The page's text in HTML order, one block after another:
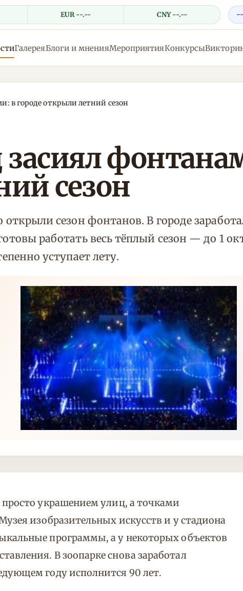
EUR --.-- CNY --.--
ГалереяБлоги и мненияМероприятияКонкурсы
в городе открыли летний сезон
сезон
сезон фонтанов. В городе
работать весь тёплый сезон — до 1
уступает лету.
украшением улиц, а точками
изобразительных искусств и у стадиона
программы, а у некоторых объектов
В зоопарке снова заработал
году исполнится 90 лет.